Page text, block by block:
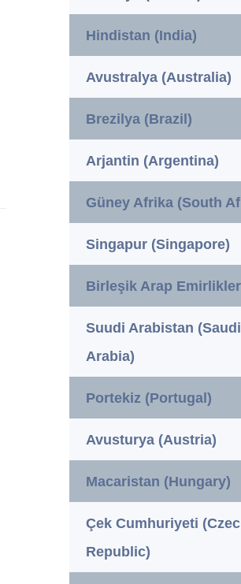
Hindistan (India)
Avustralya (Australia)
Brezilya (Brazil)
Arjantin (Argentina)
Güney Afrika (South
Singapur (Singapore)
Birleşik Arap
Suudi Arabistan (Saudi
Arabia)
Portekiz (Portugal)
Avusturya (Austria)
Macaristan (Hungary)
Çek Cumhuriyeti
Republic)